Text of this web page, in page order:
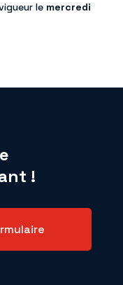
le mercredi
!